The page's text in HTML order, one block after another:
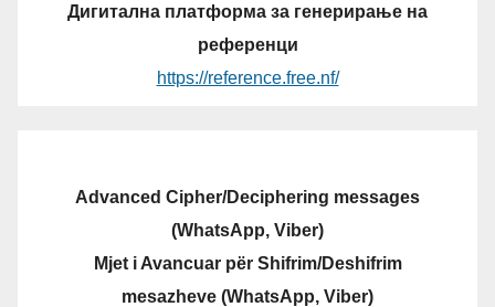
Дигитална платформа за генерирање на
референци
https://reference.free.nf/
Advanced Cipher/Deciphering messages
(WhatsApp, Viber)
Mjet i Avancuar për Shifrim/Deshifrim
mesazheve (WhatsApp, Viber)